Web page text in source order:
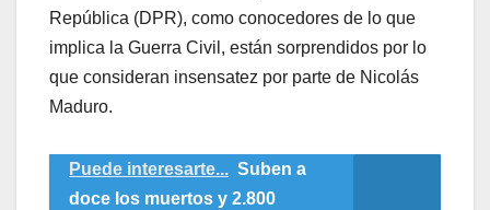
República (DPR), como conocedores de lo que
implica la Guerra Civil, están sorprendidos por lo
que consideran insensatez por parte de Nicolás
Maduro.
Puede interesarte... Suben a
doce los muertos y 2.800